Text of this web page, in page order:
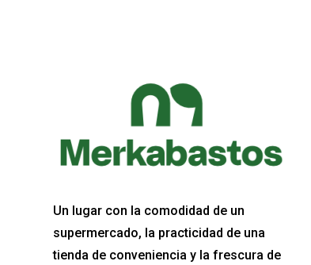
Un lugar con la comodidad de un
supermercado, la practicidad de una
tienda de conveniencia y la frescura de